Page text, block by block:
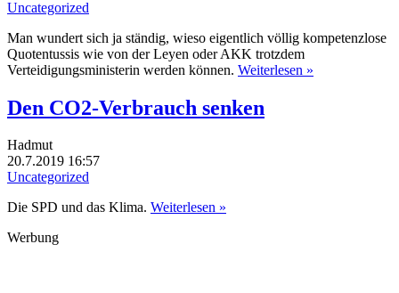
Uncategorized
Man wundert sich ja ständig, wieso eigentlich völlig kompetenzlose
Quotentussis wie von der Leyen oder AKK trotzdem
Verteidigungsministerin werden können. Weiterlesen »
Den CO2-Verbrauch senken
Hadmut
20.7.2019 16:57
Uncategorized
Die SPD und das Klima. Weiterlesen »
Werbung